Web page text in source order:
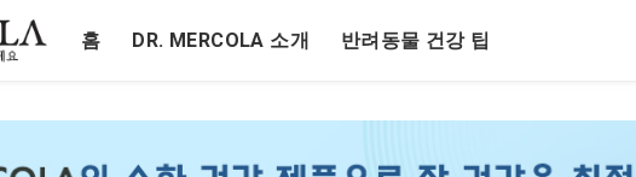
홈 DR. MERCOLA 소개 반려동물 건강 팁